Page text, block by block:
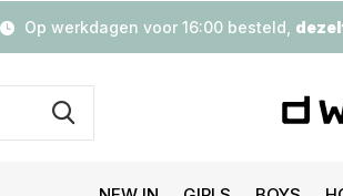
Op werkdagen voor 16:00 besteld,